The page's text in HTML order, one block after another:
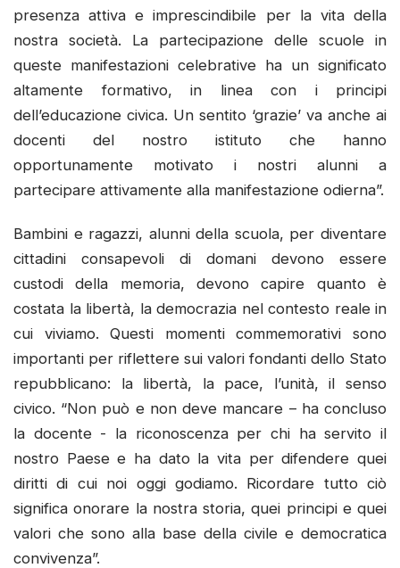
presenza attiva e imprescindibile per la vita della
nostra società. La partecipazione delle scuole in
queste manifestazioni celebrative ha un significato
altamente formativo, in linea con i principi
dell’educazione civica. Un sentito ‘grazie’ va anche ai
docenti del nostro istituto che hanno
opportunamente motivato i nostri alunni a
partecipare attivamente alla manifestazione odierna”.
Bambini e ragazzi, alunni della scuola, per diventare
cittadini consapevoli di domani devono essere
custodi della memoria, devono capire quanto è
costata la libertà, la democrazia nel contesto reale in
cui viviamo. Questi momenti commemorativi sono
importanti per riflettere sui valori fondanti dello Stato
repubblicano: la libertà, la pace, l’unità, il senso
civico. “Non può e non deve mancare – ha concluso
la docente - la riconoscenza per chi ha servito il
nostro Paese e ha dato la vita per difendere quei
diritti di cui noi oggi godiamo. Ricordare tutto ciò
significa onorare la nostra storia, quei principi e quei
valori che sono alla base della civile e democratica
convivenza”.